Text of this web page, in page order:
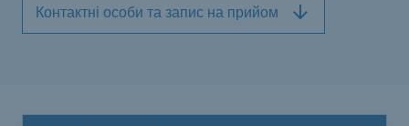
Контактні особи та запис на прийом